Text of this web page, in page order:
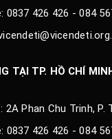
0837 426 426 - 084
TẠI TP. HỒ CHÍ
2A Phan Chu Trinh, P.
0837 426 426 - 084